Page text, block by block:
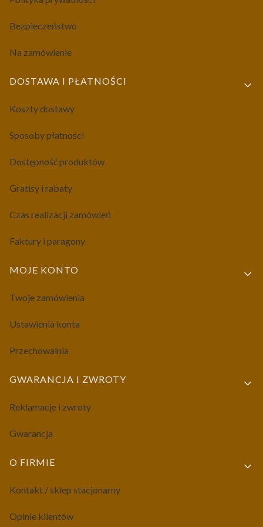
Bezpieczeństwo
Na zamówienie
DOSTAWA I PŁATNOŚCI
Koszty dostawy
Sposoby płatności
Dostępność produktów
Gratisy i rabaty
Czas realizacji zamówień
Faktury i paragony
MOJE KONTO
Twoje zamówienia
Ustawienia konta
Przechowalnia
GWARANCJA I ZWROTY
Reklamacje i zwroty
Gwarancja
O FIRMIE
Kontakt / sklep stacjonarny
Opinie klientów